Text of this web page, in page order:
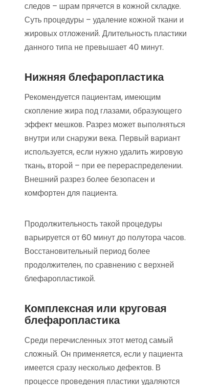
следов – шрам прячется в кожной складке.
Суть процедуры – удаление кожной ткани и
жировых отложений. Длительность пластики
данного типа не превышает 40 минут.
Нижняя блефаропластика
Рекомендуется пациентам, имеющим
скопление жира под глазами, образующего
эффект мешков. Разрез может выполняться
внутри или снаружи века. Первый вариант
используется, если нужно удалить жировую
ткань, второй – при ее перераспределении.
Внешний разрез более безопасен и
комфортен для пациента.
Продолжительность такой процедуры
варьируется от 60 минут до полутора часов.
Восстановительный период более
продолжителен, по сравнению с верхней
блефаропластикой.
Комплексная или круговая
блефаропластика
Среди перечисленных этот метод самый
сложный. Он применяется, если у пациента
имеется сразу несколько дефектов. В
процессе проведения пластики удаляются